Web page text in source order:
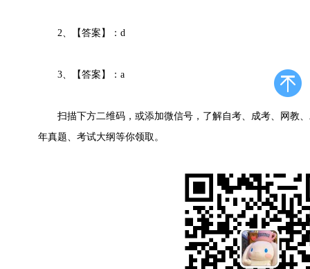
2、【答案】：d
3、【答案】：a
扫描下方二维码，或添加微信号，了解自考、成考、网教、
年真题、考试大纲等你领取。